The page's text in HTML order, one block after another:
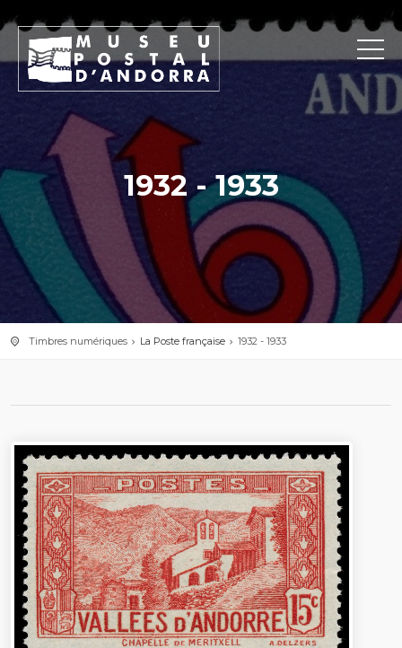
1932 - 1933
Timbres numériques La Poste française 1932 - 1933